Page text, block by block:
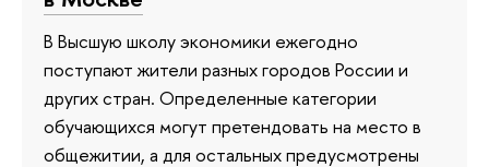
В Высшую школу экономики ежегодно
поступают жители разных городов России и
других стран. Определенные категории
обучающихся могут претендовать на место в
общежитии, а для остальных предусмотрены